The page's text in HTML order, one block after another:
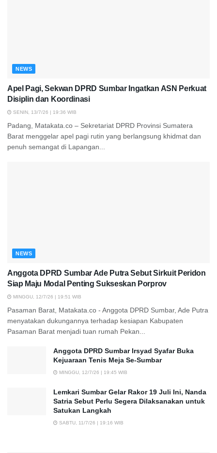
NEWS
Apel Pagi, Sekwan DPRD Sumbar Ingatkan ASN Perkuat
Disiplin dan Koordinasi
SENIN, 13/7/26 | 19:36 WIB
Padang, Matakata.co – Sekretariat DPRD Provinsi Sumatera
Barat menggelar apel pagi rutin yang berlangsung khidmat dan
penuh semangat di Lapangan...
NEWS
Anggota DPRD Sumbar Ade Putra Sebut Sirkuit Peridon
Siap Maju Modal Penting Sukseskan Porprov
MINGGU, 12/7/26 | 19:51 WIB
Pasaman Barat, Matakata.co - Anggota DPRD Sumbar, Ade Putra
menyatakan dukungannya terhadap kesiapan Kabupaten
Pasaman Barat menjadi tuan rumah Pekan...
Anggota DPRD Sumbar Irsyad Syafar Buka
Kejuaraan Tenis Meja Se-Sumbar
MINGGU, 12/7/26 | 19:45 WIB
Lemkari Sumbar Gelar Rakor 19 Juli Ini, Nanda
Satria Sebut Perlu Segera Dilaksanakan untuk
Satukan Langkah
SABTU, 11/7/26 | 19:16 WIB